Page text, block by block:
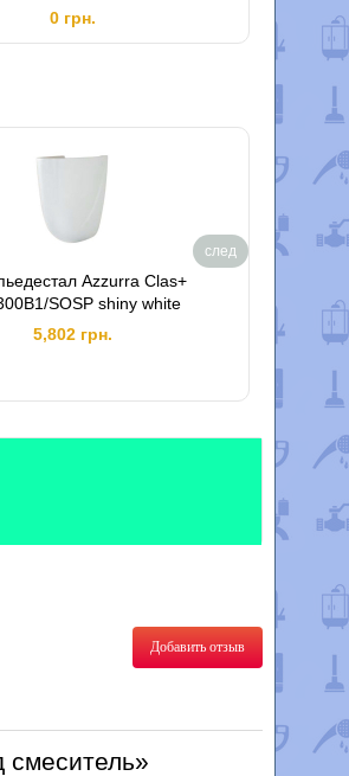
0 грн.
Azzurra Clas+
SOSP shiny white
5,802 грн.
след
Добавить отзыв
смеситель»